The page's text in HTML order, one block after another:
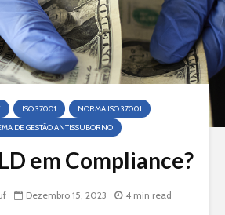
ISO 37001
NORMA ISO 37001
DE GESTÃO ANTISSUBORNO
em Compliance?
Dezembro 15, 2023 4 min read